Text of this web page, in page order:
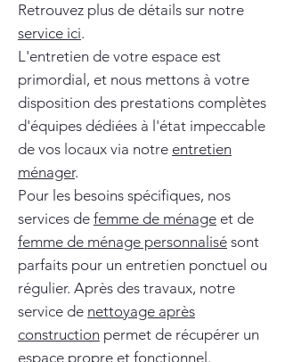
Retrouvez plus de détails sur notre
service ici.
L'entretien de votre espace est
primordial, et nous mettons à votre
disposition des prestations complètes
d'équipes dédiées à l'état impeccable
de vos locaux via notre entretien
ménager.
Pour les besoins spécifiques, nos
services de femme de ménage et de
femme de ménage personnalisé sont
parfaits pour un entretien ponctuel ou
régulier. Après des travaux, notre
service de nettoyage après
construction permet de récupérer un
espace propre et fonctionnel.